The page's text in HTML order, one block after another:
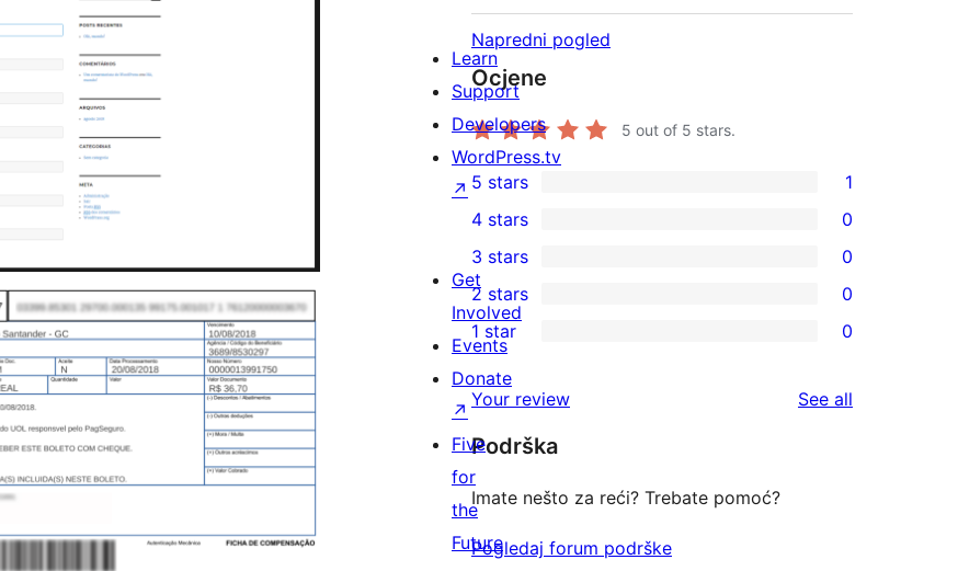
Napredni pogled
Ocjene
5 out of 5 stars.
1
5-
star
review
5 stars 1
4-
star
reviews
4 stars 0
0
3-
star
reviews
3 stars 0
0
2-
star
reviews
2 stars 0
0
1-
star
reviews
1 star 0
Your review See all
Podrška
Imate nešto za reći? Trebate pomoć?
Pogledaj forum podrške
Learn
Support
Developers
WordPress.tv
↗
Get
Involved
Events
Donate
↗
Five
for
the
Future